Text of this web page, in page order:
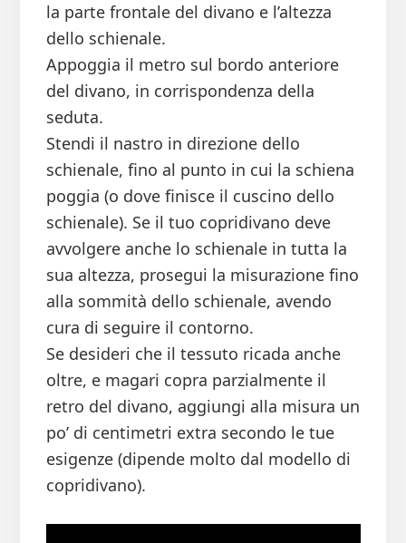
la parte frontale del divano e l’altezza
dello schienale.
Appoggia il metro sul bordo anteriore
del divano, in corrispondenza della
seduta.
Stendi il nastro in direzione dello
schienale, fino al punto in cui la schiena
poggia (o dove finisce il cuscino dello
schienale). Se il tuo copridivano deve
avvolgere anche lo schienale in tutta la
sua altezza, prosegui la misurazione fino
alla sommità dello schienale, avendo
cura di seguire il contorno.
Se desideri che il tessuto ricada anche
oltre, e magari copra parzialmente il
retro del divano, aggiungi alla misura un
po’ di centimetri extra secondo le tue
esigenze (dipende molto dal modello di
copridivano).